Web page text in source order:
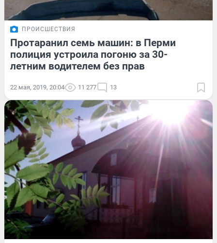
ПРОИСШЕСТВИЯ
Протаранил семь машин: в Перми
полиция устроила погоню за 30-
летним водителем без прав
22 мая, 2019, 20:04 11 277 13